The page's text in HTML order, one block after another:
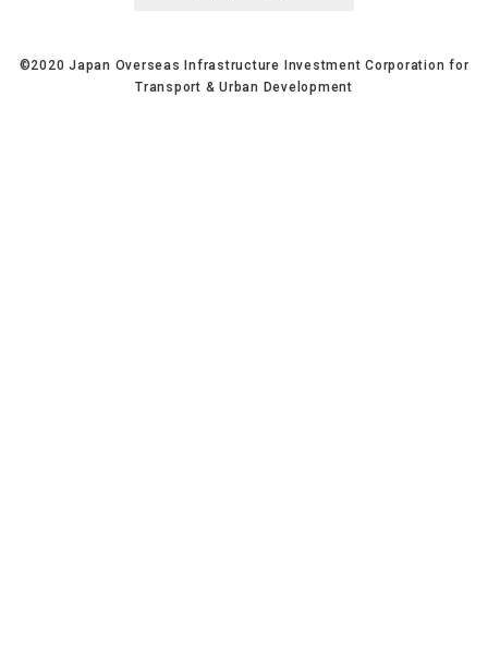
©2020 Japan Overseas Infrastructure Investment Corporation for
Transport & Urban Development